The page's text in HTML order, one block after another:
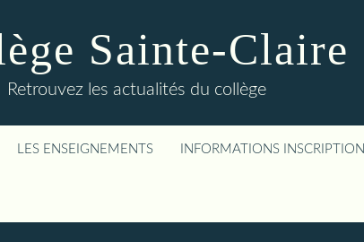
Sainte-Claire
Retrouvez les actualités du collège
LES ENSEIGNEMENTS INFORMATIONS INSCRIPTION